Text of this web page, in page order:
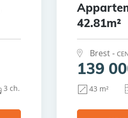
3 ch.
42.81m²
Brest -
139
43 m²